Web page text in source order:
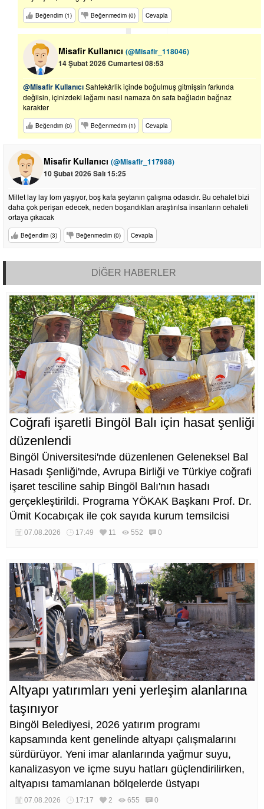
Beğendim (1) Beğenmedim (0) Cevapla
Misafir Kullanıcı (@Misafir_118046)
14 Şubat 2026 Cumartesi 08:53
@Misafir KullanıcıSahtekârlik içinde boğulmuş gitmişsin farkında
değilsin, içinizdeki lağamı nasıl namaza ön safa bağladın bağnaz
karakter
Beğendim (0) Beğenmedim (1) Cevapla
Misafir Kullanıcı (@Misafir_117988)
10 Şubat 2026 Salı 15:25
Millet lay lay lom yaşıyor, boş kafa şeytanın çalışma odasıdır. Bu cehalet bizi
daha çok perişan edecek, neden boşandıkları araştırılsa insanların cehaleti
ortaya çıkacak
Beğendim (3) Beğenmedim (0) Cevapla
DİĞER HABERLER
Coğrafi işaretli Bingöl Balı için hasat şenliği
düzenlendi
Bingöl Üniversitesi'nde düzenlenen Geleneksel Bal
Hasadı Şenliği'nde, Avrupa Birliği ve Türkiye coğrafi
işaret tesciline sahip Bingöl Balı'nın hasadı
gerçekleştirildi. Programa YÖKAK Başkanı Prof. Dr.
Ümit Kocabıçak ile çok sayıda kurum temsilcisi
katıldı.
07.08.2026 17:49 11 552 0
Altyapı yatırımları yeni yerleşim alanlarına
taşınıyor
Bingöl Belediyesi, 2026 yatırım programı
kapsamında kent genelinde altyapı çalışmalarını
sürdürüyor. Yeni imar alanlarında yağmur suyu,
kanalizasyon ve içme suyu hatları güçlendirilirken,
altyapısı tamamlanan bölgelerde üstyapı
düzenlemeleri de eş zamanlı yürütülüyor.
07.08.2026 17:17 2 655 0